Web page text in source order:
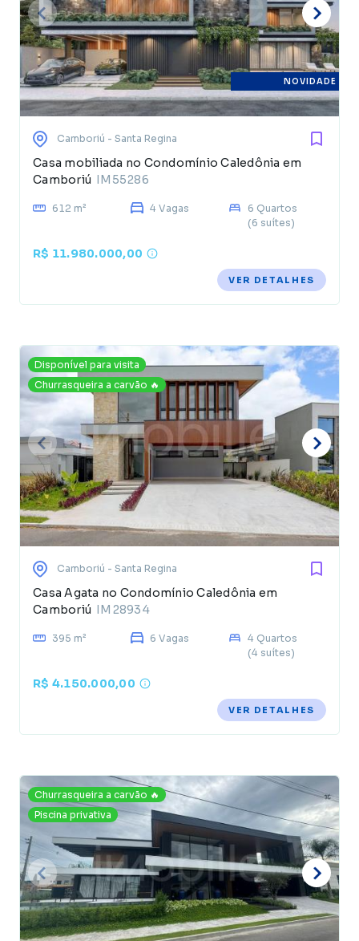
NOVIDADE
Camboriú - Santa Regina
Casa mobiliada no Condomínio Caledônia em
Camboriú IM55286
612 m² 4 Vagas
6 Quartos
(6 suítes)
R$ 11.980.000,00
VER DETALHES
Disponível para visita
Churrasqueira a carvão 🔥
Camboriú - Santa Regina
Casa Agata no Condomínio Caledônia em
Camboriú IM28934
395 m² 6 Vagas
4 Quartos
(4 suítes)
R$ 4.150.000,00
VER DETALHES
Churrasqueira a carvão 🔥
Piscina privativa